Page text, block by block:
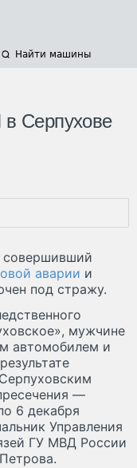
Найти машины
в Серпухове
совершивший
аварии и
под стражу.
мужчине
автомобилем и
—
6 декабря
Управления
ГУ МВД России